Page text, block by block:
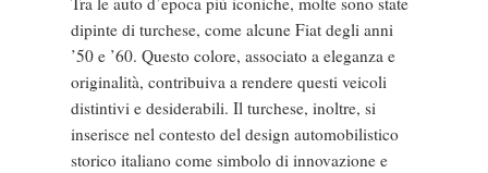
dipinte di turchese, come alcune Fiat degli anni
’50 e ’60. Questo colore, associato a eleganza e
originalità, contribuiva a rendere questi veicoli
distintivi e desiderabili. Il turchese, inoltre, si
inserisce nel contesto del design automobilistico
storico italiano come simbolo di innovazione e